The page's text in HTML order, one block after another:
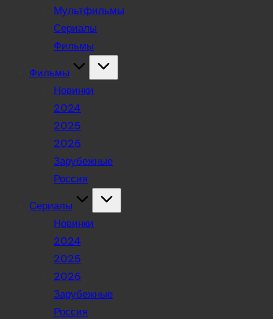
Мультфильмы
Сериалы
Фильмы
Фильмы
Новинки
2024
2025
2026
Зарубежные
Россия
Сериалы
Новинки
2024
2025
2026
Зарубежные
Россия